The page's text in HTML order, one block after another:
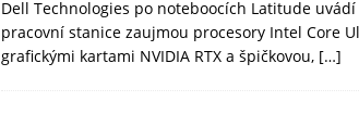
Dell Technologies po noteboocích Latitude
pracovní stanice zaujmou procesory Intel Core
grafickými kartami NVIDIA RTX a špičkovou, […]